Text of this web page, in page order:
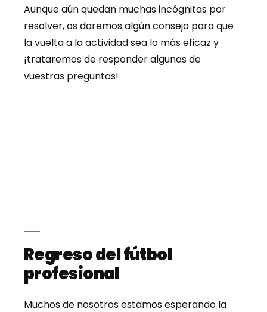
Aunque aún quedan muchas incógnitas por
resolver, os daremos algún consejo para que
la vuelta a la actividad sea lo más eficaz y
¡trataremos de responder algunas de
vuestras preguntas!
Regreso del fútbol
profesional
Muchos de nosotros estamos esperando la